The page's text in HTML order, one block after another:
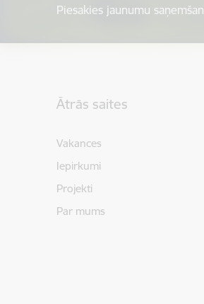
Piesakies jaunumu
Ātrās saites
Vakances
Iepirkumi
Projekti
Par mums